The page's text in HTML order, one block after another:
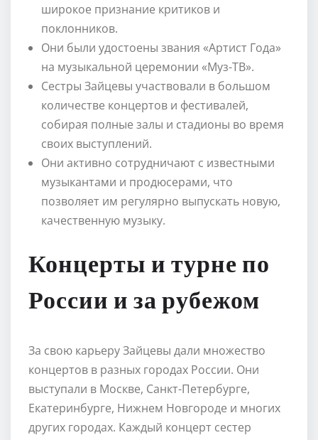
широкое признание критиков и
поклонников.
Они были удостоены звания «Артист Года»
на музыкальной церемонии «Муз-ТВ».
Сестры Зайцевы участвовали в большом
количестве концертов и фестивалей,
собирая полные залы и стадионы во время
своих выступлений.
Они активно сотрудничают с известными
музыкантами и продюсерами, что
позволяет им регулярно выпускать новую,
качественную музыку.
Концерты и турне по
России и за рубежом
За свою карьеру Зайцевы дали множество
концертов в разных городах России. Они
выступали в Москве, Санкт-Петербурге,
Екатеринбурге, Нижнем Новгороде и многих
других городах. Каждый концерт сестер